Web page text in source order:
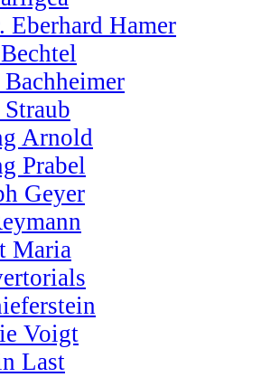
Eberhard Hamer
Arnold
Prabel
Geyer
Maria
Voigt
Last